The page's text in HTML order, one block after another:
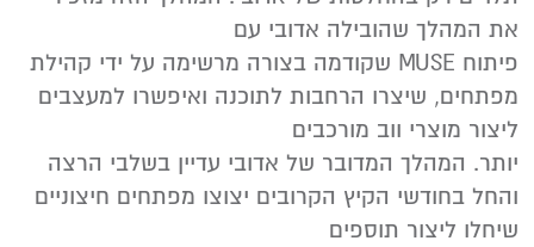
את המהלך שהובילה אדובי עם
פיתוח MUSE שקודמה בצורה מרשימה על ידי קהילת
מפתחים, שיצרו הרחבות לתוכנה ואיפשרו למעצבים
ליצור מוצרי ווב מורכבים
יותר. המהלך המדובר של אדובי עדיין בשלבי הרצה
והחל בחודשי הקיץ הקרובים יצוצו מפתחים חיצוניים
שיחלו ליצור תוספים